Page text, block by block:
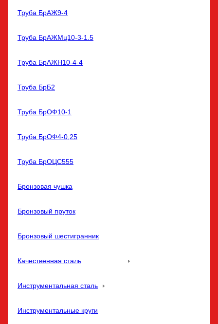
Труба БрАЖ9-4
Труба БрАЖМц10-3-1.5
Труба БрАЖН10-4-4
Труба БрБ2
Труба БрОФ10-1
Труба БрОФ4-0,25
Труба БрОЦС555
Бронзовая чушка
Бронзовый пруток
Бронзовый шестигранник
Качественная сталь
Инструментальная сталь
Инструментальные круги